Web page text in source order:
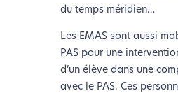
du temps méridien…
Les EMAS sont aussi
PAS pour une
d’un élève dans une
avec le PAS. Ces